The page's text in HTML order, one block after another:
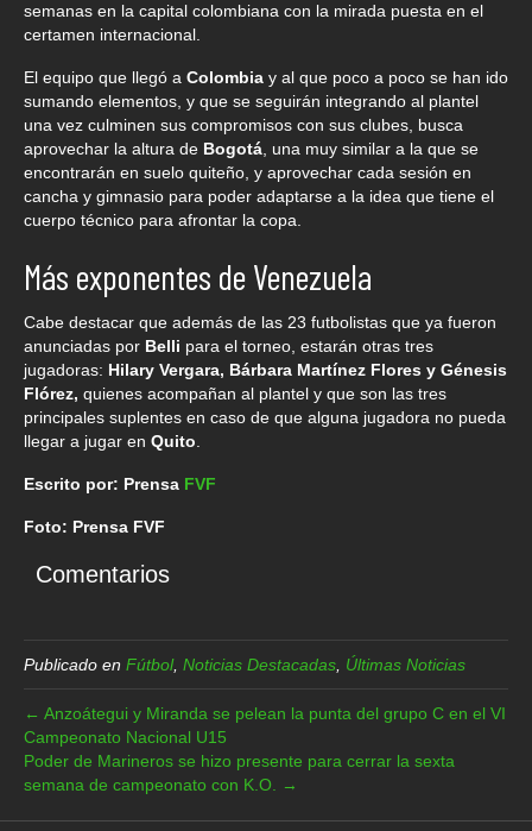
semanas en la capital colombiana con la mirada puesta en el
certamen internacional.
El equipo que llegó a Colombia y al que poco a poco se han ido
sumando elementos, y que se seguirán integrando al plantel
una vez culminen sus compromisos con sus clubes, busca
aprovechar la altura de Bogotá, una muy similar a la que se
encontrarán en suelo quiteño, y aprovechar cada sesión en
cancha y gimnasio para poder adaptarse a la idea que tiene el
cuerpo técnico para afrontar la copa.
Más exponentes de Venezuela
Cabe destacar que además de las 23 futbolistas que ya fueron
anunciadas por Belli para el torneo, estarán otras tres
jugadoras: Hilary Vergara, Bárbara Martínez Flores y Génesis
Flórez, quienes acompañan al plantel y que son las tres
principales suplentes en caso de que alguna jugadora no pueda
llegar a jugar en Quito.
Escrito por: Prensa FVF
Foto: Prensa FVF
Comentarios
Publicado en Fútbol, Noticias Destacadas, Últimas Noticias
← Anzoátegui y Miranda se pelean la punta del grupo C en el VI
Campeonato Nacional U15
Poder de Marineros se hizo presente para cerrar la sexta
semana de campeonato con K.O. →